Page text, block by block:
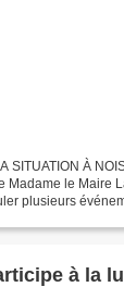
SITUATION À
Madame le Maire
plusieurs
à la